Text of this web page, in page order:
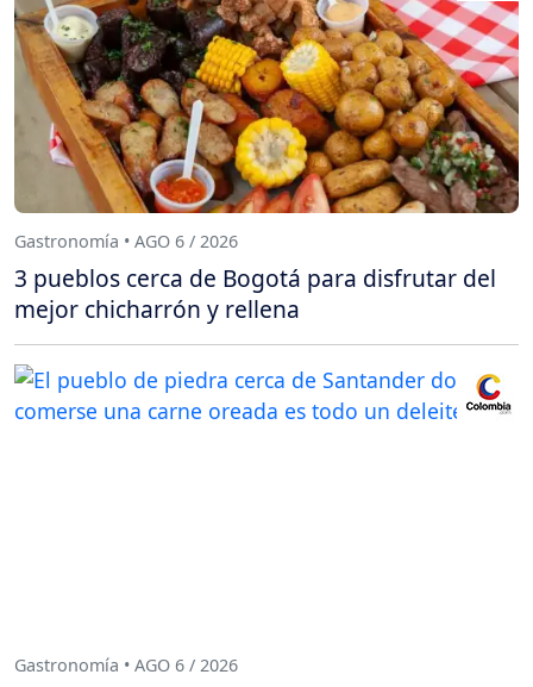
Gastronomía • AGO 6 / 2026
3 pueblos cerca de Bogotá para disfrutar del
mejor chicharrón y rellena
Gastronomía • AGO 6 / 2026